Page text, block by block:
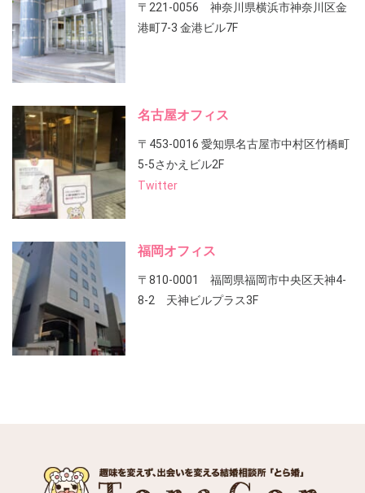
〒221-0056 神奈川県横浜市神奈川区金
港町7-3 金港ビル7F
名古屋オフィス
〒453-0016 愛知県名古屋市中村区竹橋町
5-5さかえビル2F
Twitter
福岡オフィス
〒810-0001 福岡県福岡市中央区天神4-
8-2 天神ビルプラス3F